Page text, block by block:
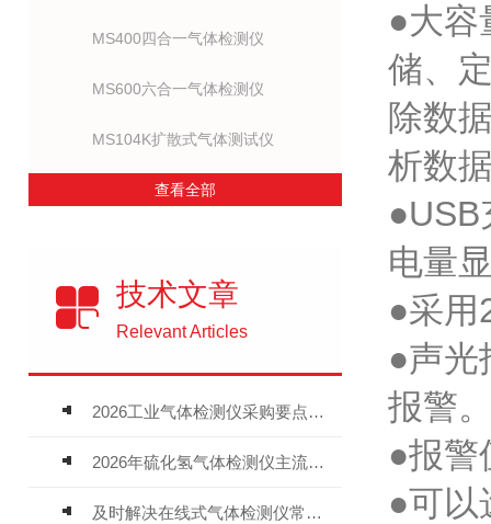
MS400四合一气体检测仪
MS600六合一气体检测仪
MS104K扩散式气体测试仪
查看全部
技术文章
Relevant Articles
2026工业气体检测仪采购要点：如何分辨固定式、复合、泵吸式检测仪优劣
2026年硫化氢气体检测仪主流品牌盘点及选型硬性要求
及时解决在线式气体检测仪常见问题有助于保障人员安全
●大容
储、
除数
析数
●USB
电量
●采用
●声光
报警
●报警
●可以